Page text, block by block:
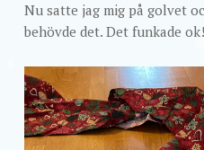
Nu satte jag mig på golvet
behövde det. Det funkade ok!